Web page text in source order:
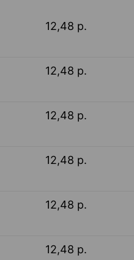
12,48 р.
12,48 р.
12,48 р.
12,48 р.
12,48 р.
12,48 р.